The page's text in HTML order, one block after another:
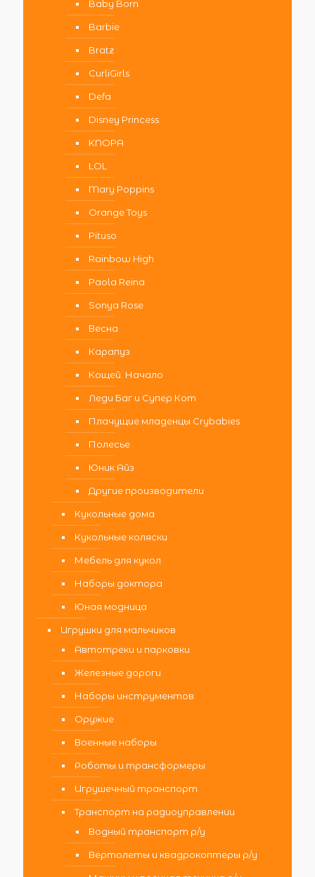
Baby Born
Barbie
Bratz
CurliGirls
Defa
Disney Princess
KNOPA
LOL
Mary Poppins
Orange Toys
Pituso
Rainbow High
Paola Reina
Sonya Rose
Весна
Карапуз
Кощей. Начало
Леди Баг и Супер Кот
Плачущие младенцы Crybabies
Полесье
Юник Айз
Другие производители
Кукольные дома
Кукольные коляски
Мебель для кукол
Наборы доктора
Юная модница
Игрушки для мальчиков
Автотреки и парковки
Железные дороги
Наборы инструментов
Оружие
Военные наборы
Роботы и трансформеры
Игрушечный транспорт
Транспорт на радиоуправлении
Водный транспорт р/у
Вертолеты и квадрокоптеры р/у